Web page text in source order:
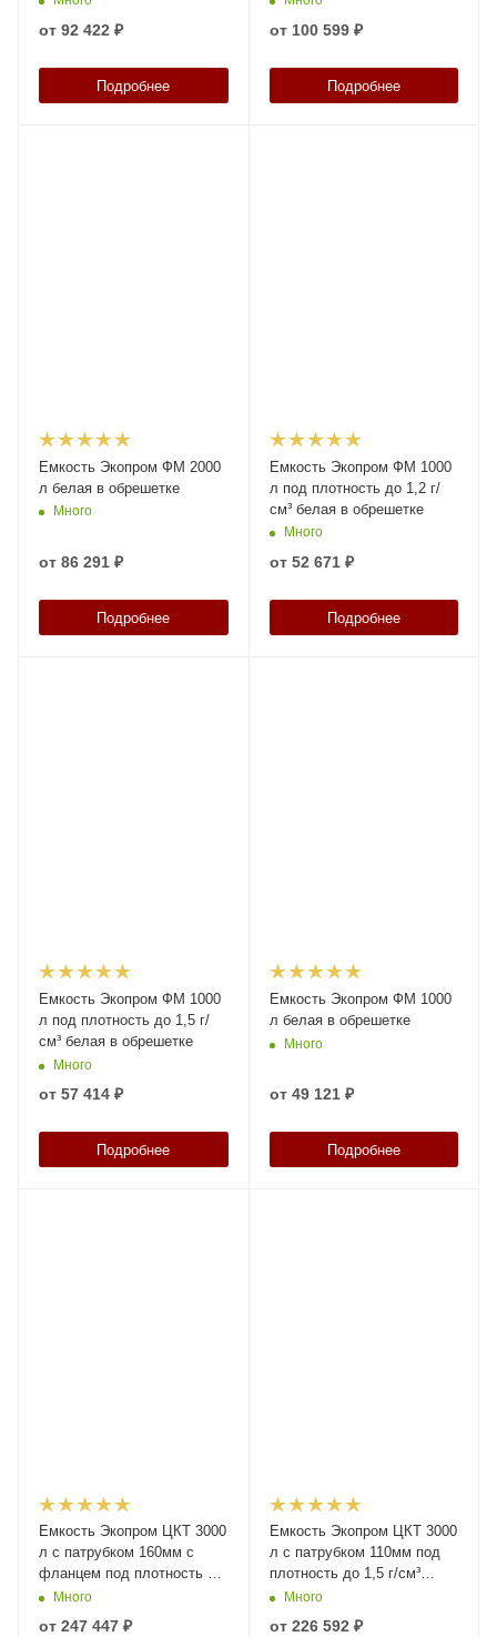
от 92 422 ₽
Подробнее
от 100 599 ₽
Подробнее
Емкость Экопром ФМ 2000
л белая в обрешетке
Много
от 86 291 ₽
Подробнее
Емкость Экопром ФМ 1000
л под плотность до 1,2 г/
см³ белая в обрешетке
Много
от 52 671 ₽
Подробнее
Емкость Экопром ФМ 1000
л под плотность до 1,5 г/
см³ белая в обрешетке
Много
от 57 414 ₽
Подробнее
Емкость Экопром ФМ 1000
л белая в обрешетке
Много
от 49 121 ₽
Подробнее
Емкость Экопром ЦКТ 3000
л с патрубком 160мм с
фланцем под плотность до
1,5 г/см³ белая в обрешетке
Много
от 247 447 ₽
Емкость Экопром ЦКТ 3000
л с патрубком 110мм под
плотность до 1,5 г/см³
белая в обрешетке с
Много
от 226 592 ₽